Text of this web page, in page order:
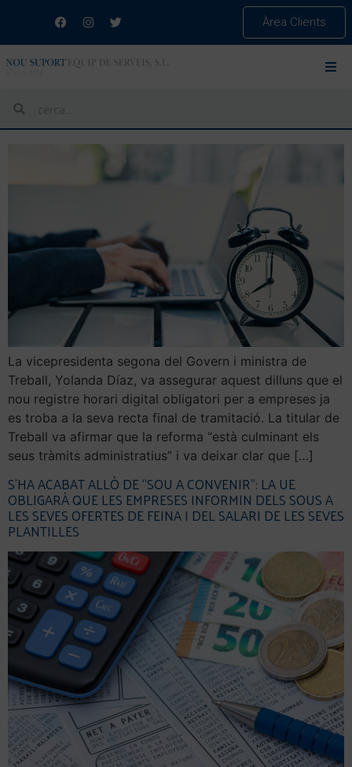
Àrea Clients
CATEGORIA:LABORAL
APROVAR EL NOU REGISTRE HORARI PER A AUTÒNOMS I
PIMES
La vicepresidenta segona del Govern i ministra de
Treball, Yolanda Díaz, va assegurar aquest dilluns que el
nou registre horari digital obligatori per a empreses ja
es troba a la seva recta final de tramitació. La titular de
Treball va afirmar que la reforma “està culminant els
seus tràmits administratius” i va deixar clar que […]
S’HA ACABAT ALLÒ DE “SOU A CONVENIR”: LA UE
OBLIGARÀ QUE LES EMPRESES INFORMIN DELS SOUS A
LES SEVES OFERTES DE FEINA I DEL SALARI DE LES SEVES
PLANTILLES